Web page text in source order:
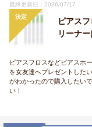
最終更新日：2026/07/17
決定
ピアス
リーナ
ピアスフロスなどピアスホ
を女友達へプレゼントした
がわかったので購入したい
い！